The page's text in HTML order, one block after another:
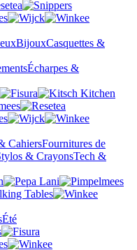
BijouxCasquettes &
Écharpes &
CahiersFournitures de
& CrayonsTech &
Été